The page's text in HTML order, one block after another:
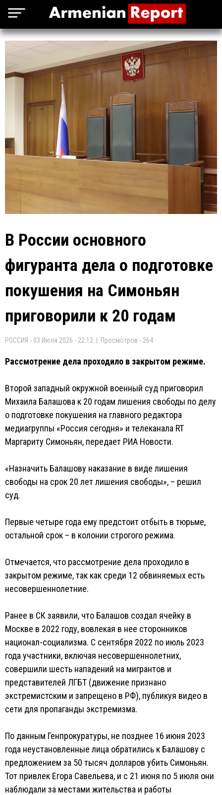
В России основного
фигуранта дела о подготовке
покушения на Симоньян
приговорили к 20 годам
РОССИЯ - 03 Июля 2026 - 22:12 | Просмотров - 264
Рассмотрение дела проходило в закрытом режиме.
Второй западный окружной военный суд приговорил
Михаила Балашова к 20 годам лишения свободы по делу
о подготовке покушения на главного редактора
медиагруппы «Россия сегодня» и телеканала RT
Маргариту Симоньян, передает РИА Новости.
«Назначить Балашову наказание в виде лишения
свободы на срок 20 лет лишения свободы», – решил
суд.
Первые четыре года ему предстоит отбыть в тюрьме,
остальной срок – в колонии строгого режима.
Отмечается, что рассмотрение дела проходило в
закрытом режиме, так как среди 12 обвиняемых есть
несовершеннолетние.
Ранее в СК заявили, что Балашов создал ячейку в
Москве в 2022 году, вовлекая в нее сторонников
национал-социализма. С сентября 2022 по июль 2023
года участники, включая несовершеннолетних,
совершили шесть нападений на мигрантов и
представителей ЛГБТ (движение признано
экстремистским и запрещено в РФ), публикуя видео в
сети для пропаганды экстремизма.
По данным Генпрокуратуры, не позднее 16 июня 2023
года неустановленные лица обратились к Балашову с
предложением за 50 тысяч долларов убить Симоньян.
Тот привлек Егора Савельева, и с 21 июня по 5 июля они
наблюдали за местами жительства и работы